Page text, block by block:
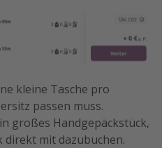
kleine Tasche pro
passen muss.
großes Handgepäckstück,
direkt mit dazubuchen.